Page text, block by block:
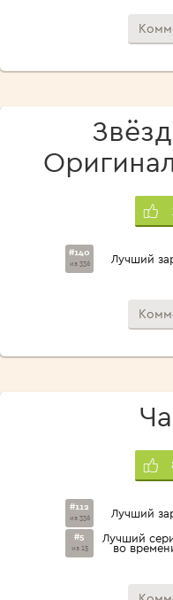
#140
из 336 Лучший
#112
из 336 Лучший
#5
из 15
Лучший
во